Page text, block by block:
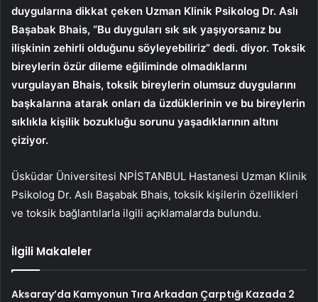
duygularına dikkat çeken Uzman Klinik Psikolog Dr. Aslı
Başabak Bhais, “Bu duyguları sık sık yaşıyorsanız bu
ilişkinin zehirli olduğunu söyleyebiliriz” dedi. diyor. Toksik
bireylerin özür dileme eğiliminde olmadıklarını
vurgulayan Bhais, toksik bireylerin olumsuz duygularını
başkalarına atarak onları da üzdüklerinin ve bu bireylerin
sıklıkla kişilik bozukluğu sorunu yaşadıklarının altını
çiziyor.
Üsküdar Üniversitesi NPİSTANBUL Hastanesi Uzman Klinik
Psikolog Dr. Aslı Başabak Bhais, toksik kişilerin özellikleri
ve toksik bağlantılarla ilgili açıklamalarda bulundu.
İlgili Makaleler
Aksaray’da Kamyonun Tıra Arkadan Çarptığı Kazada 2